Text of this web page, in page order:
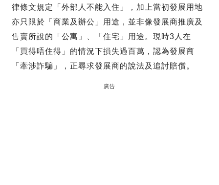
律條文規定「外部人不能入住」，加上當初發展用地
亦只限於「商業及辦公」用途，並非像發展商推廣及
售賣所說的「公寓」、「住宅」用途。現時3人在
「買得唔住得」的情況下損失過百萬，認為發展商
「牽涉詐騙」，正尋求發展商的說法及追討賠償。
廣告